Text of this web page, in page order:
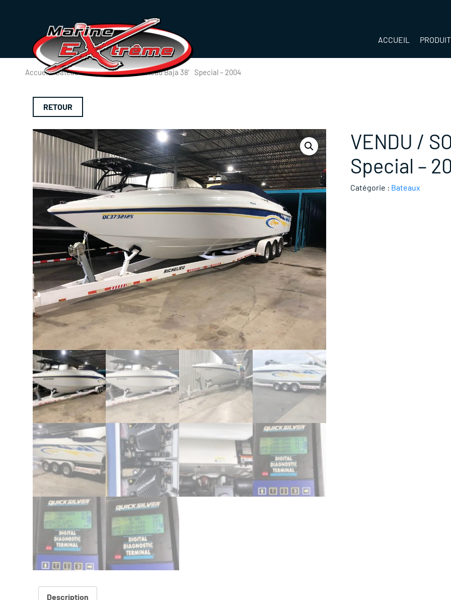
ACCUEIL
Accueil/Bateaux/ VENDU / SOLD: Bateau Baja 38′ Special – 2004
RETOUR
VENDU /
Special –
Catégorie : Bateaux
Description